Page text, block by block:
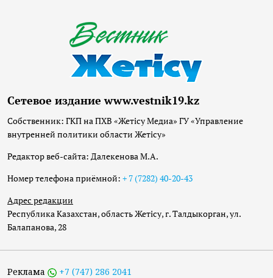
Сетевое издание www.vestnik19.kz
Собственник: ГКП на ПХВ «Жетісу Медиа» ГУ «Управление
внутренней политики области Жетісу»
Редактор веб-сайта: Далекенова М.А.
Номер телефона приёмной: + 7 (7282) 40-20-43
Адрес редакции
Республика Казахстан, область Жетісу, г. Талдыкорган, ул.
Балапанова, 28
Реклама +7 (747) 286 2041